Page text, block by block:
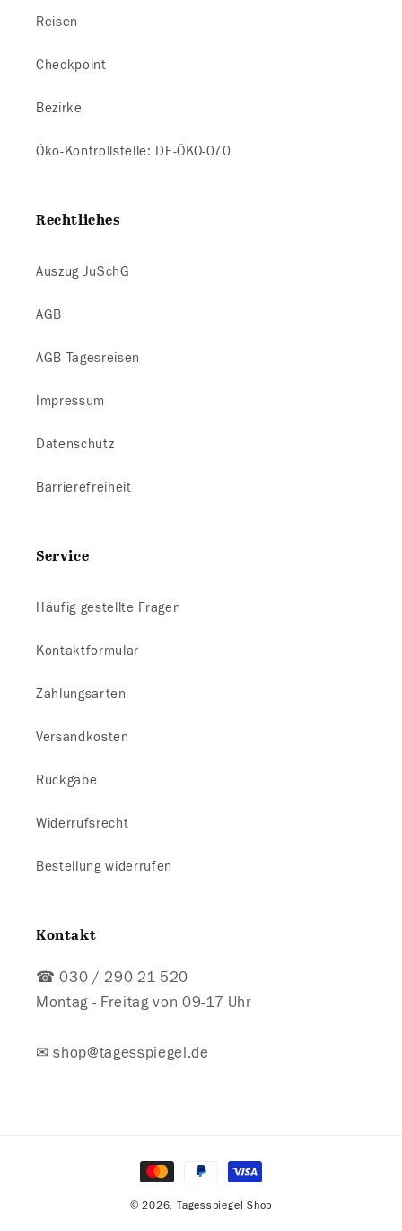
Reisen
Checkpoint
Bezirke
Öko-Kontrollstelle: DE-ÖKO-070
Rechtliches
Auszug JuSchG
AGB
AGB Tagesreisen
Impressum
Datenschutz
Barrierefreiheit
Service
Häufig gestellte Fragen
Kontaktformular
Zahlungsarten
Versandkosten
Rückgabe
Widerrufsrecht
Bestellung widerrufen
Kontakt
☎ 030 / 290 21 520
Montag - Freitag von 09-17 Uhr
✉ shop@tagesspiegel.de
Zahlungsmethoden
© 2026,Tagesspiegel Shop